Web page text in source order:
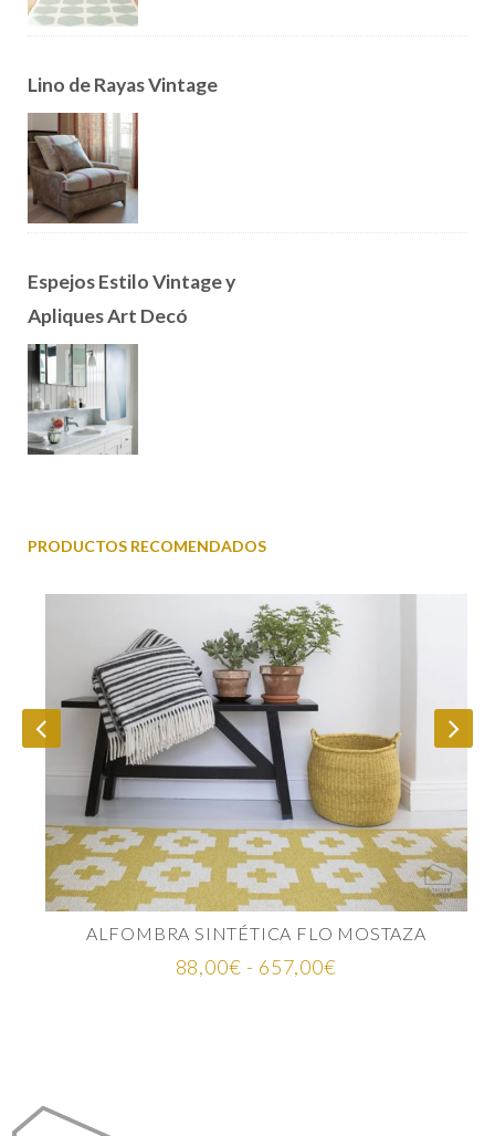
Lino de Rayas Vintage
Espejos Estilo Vintage y
Apliques Art Decó
PRODUCTOS RECOMENDADOS
ALFOMBRA SINTÉTICA FLO MOSTAZA
88,00€- 657,00€Rango